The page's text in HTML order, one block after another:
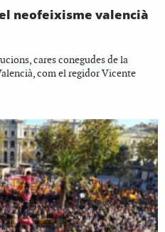
neofeixisme valencià
cares conegudes de la
com el regidor Vicente